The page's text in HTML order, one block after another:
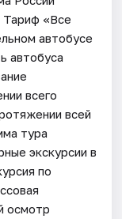
Тариф «Все
автобусе
автобуса
всего
всей
тура
экскурсии в
по
осмотр